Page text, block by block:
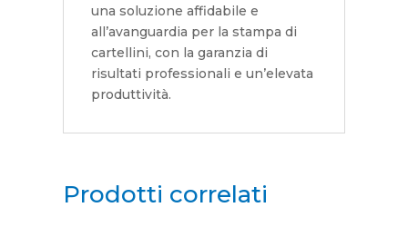
una soluzione affidabile e
all’avanguardia per la stampa di
cartellini, con la garanzia di
risultati professionali e un’elevata
produttività.
Prodotti correlati